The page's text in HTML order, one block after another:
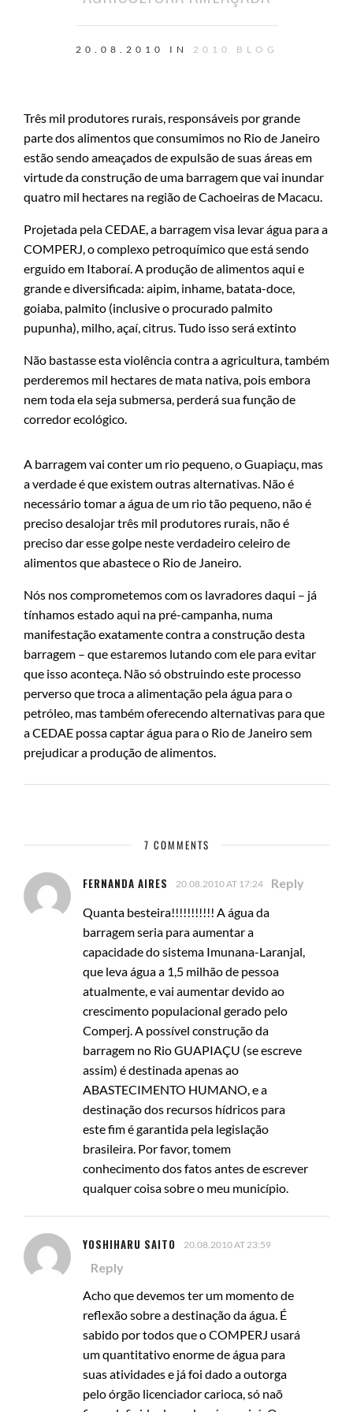
20.08.2010 IN 2010 BLOG
Três mil produtores rurais, responsáveis por grande
parte dos alimentos que consumimos no Rio de Janeiro
estão sendo ameaçados de expulsão de suas áreas em
virtude da construção de uma barragem que vai inundar
quatro mil hectares na região de Cachoeiras de Macacu.
Projetada pela CEDAE, a barragem visa levar água para a
COMPERJ, o complexo petroquímico que está sendo
erguido em Itaboraí. A produção de alimentos aqui e
grande e diversificada: aipim, inhame, batata-doce,
goiaba, palmito (inclusive o procurado palmito
pupunha), milho, açaí, citrus. Tudo isso será extinto
Não bastasse esta violência contra a agricultura, também
perderemos mil hectares de mata nativa, pois embora
nem toda ela seja submersa, perderá sua função de
corredor ecológico.
A barragem vai conter um rio pequeno, o Guapiaçu, mas
a verdade é que existem outras alternativas. Não é
necessário tomar a água de um rio tão pequeno, não é
preciso desalojar três mil produtores rurais, não é
preciso dar esse golpe neste verdadeiro celeiro de
alimentos que abastece o Rio de Janeiro.
Nós nos comprometemos com os lavradores daqui – já
tínhamos estado aqui na pré-campanha, numa
manifestação exatamente contra a construção desta
barragem – que estaremos lutando com ele para evitar
que isso aconteça. Não só obstruindo este processo
perverso que troca a alimentação pela água para o
petróleo, mas também oferecendo alternativas para que
a CEDAE possa captar água para o Rio de Janeiro sem
prejudicar a produção de alimentos.
7 COMMENTS
FERNANDA AIRES 20.08.2010 AT 17:24
Reply
Quanta besteira!!!!!!!!!!! A água da
barragem seria para aumentar a
capacidade do sistema Imunana-Laranjal,
que leva água a 1,5 milhão de pessoa
atualmente, e vai aumentar devido ao
crescimento populacional gerado pelo
Comperj. A possível construção da
barragem no Rio GUAPIAÇU (se escreve
assim) é destinada apenas ao
ABASTECIMENTO HUMANO, e a
destinação dos recursos hídricos para
este fim é garantida pela legislação
brasileira. Por favor, tomem
conhecimento dos fatos antes de escrever
qualquer coisa sobre o meu município.
YOSHIHARU SAITO 20.08.2010 AT 23:59
Reply
Acho que devemos ter um momento de
reflexão sobre a destinação da água. É
sabido por todos que o COMPERJ usará
um quantitativo enorme de água para
suas atividades e já foi dado a outorga
pelo órgão licenciador carioca, só naõ